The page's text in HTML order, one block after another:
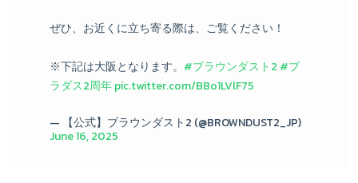
ぜひ、お近くに立ち寄る際は、ご覧ください！
※下記は大阪となります。 #ブラウンダスト2 #ブ
ラダス2周年pic.twitter.com/BBo1LVlF75
— 【公式】ブラウンダスト2 (@BROWNDUST2_JP)
June 16, 2025